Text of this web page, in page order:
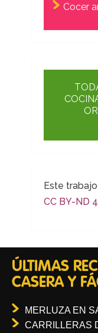
Cocer
Este
CC BY-ND
ÚLTIMAS
CASERA Y
MERLUZA EN
CARRILLERAS